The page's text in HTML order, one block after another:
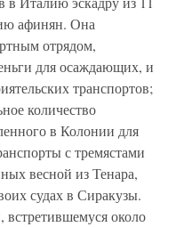
афинян. Она
отрядом,
для осаждающих, и
транспортов;
количество
в Колонии для
с тремястами
весной из Тенара,
судах в Сиракузы.
встретившемуся около